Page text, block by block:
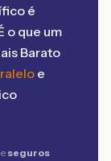
é
o que um
Barato
e
seguros